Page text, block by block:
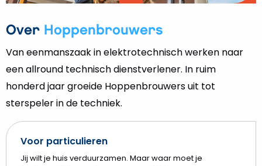
Over Hoppenbrouwers
Van eenmanszaak in elektrotechnisch werken naar
een allround technisch dienstverlener. In ruim
honderd jaar groeide Hoppenbrouwers uit tot
sterspeler in de techniek.
Voor particulieren
Jij wilt je huis verduurzamen. Maar waar moet je